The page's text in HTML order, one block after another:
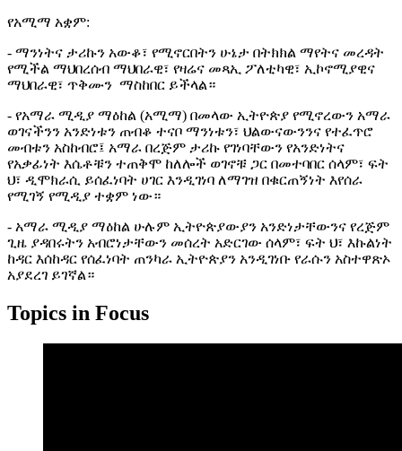
የአሚማ አቋም:
- ማንነትና ታሪኩን አውቆ፣ የሚኖርበትን ሁኔታ በትክክል ማየትና መረዳት
የሚችል ማህበረሰብ ማህበራዊ፣ የዛሬና መጻኢ ፖለቲካዊ፣ ኢኮኖሚያዊና
ማህበራዊ፣ ጥቅሙን ማስከበር ይችላል።
- የአማራ ሚዲያ ማዕከል (አሚማ) በመላው ኢትዮጵያ የሚኖረውን አማራ
ወገናችንን አንድነቱን ጠብቆ ተናቦ ማንነቱን፣ ህልውናውንንና የተፈጥሮ
መብቱን አስከብሮ፤ አማራ በረጅም ታሪኩ የገነባቸውን የአንድነትና
የአቃፊነት እሴቶቹን ተጠቅሞ ከለሎች ወገኖቹ ጋር በመተባበር ሰላም፣ ፍት
ህ፣ ዲሞክራሲ ይሰፈነባት ሀገር እንዲገነባ ለማገዝ በቁርጠኝነት እየሰራ
የሚገኝ የሚዲያ ተቋም ነው።
- አማራ ሚዲያ ማዕከል ሁሉም ኢትዮጵያውያን አንድነታቸውንና የረጅም
ጊዜ ያዳበሩትን አብሮነታቸውን መሰረት አድርገው ሰላም፣ ፍት ህ፣ እኩልነት
ከዳር እሰከዳር የሰፈነባት ጠንካራ ኢትዮጵያን አንዲገነቡ የራሱን አስተዋጽኦ
አያደረገ ይገኛል።
Topics in Focus